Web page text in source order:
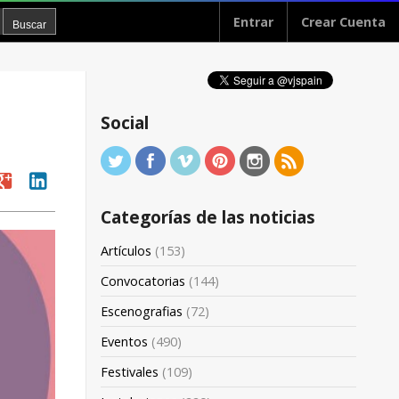
Entrar Crear Cuenta
linkedin
Social
Categorías de las noticias
Artículos (153)
Convocatorias (144)
Escenografias (72)
Eventos (490)
Festivales (109)